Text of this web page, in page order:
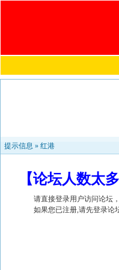
提示信息 » 红港
【论坛人数太
请直接登录用户访问论坛
如果您已注册,请先登录论